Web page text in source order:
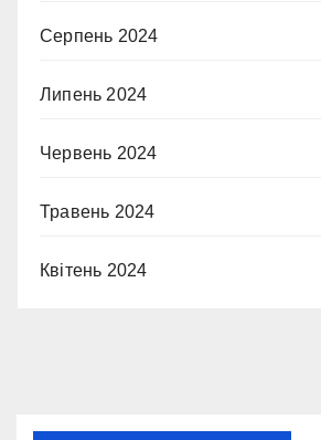
Серпень 2024
Липень 2024
Червень 2024
Травень 2024
Квітень 2024